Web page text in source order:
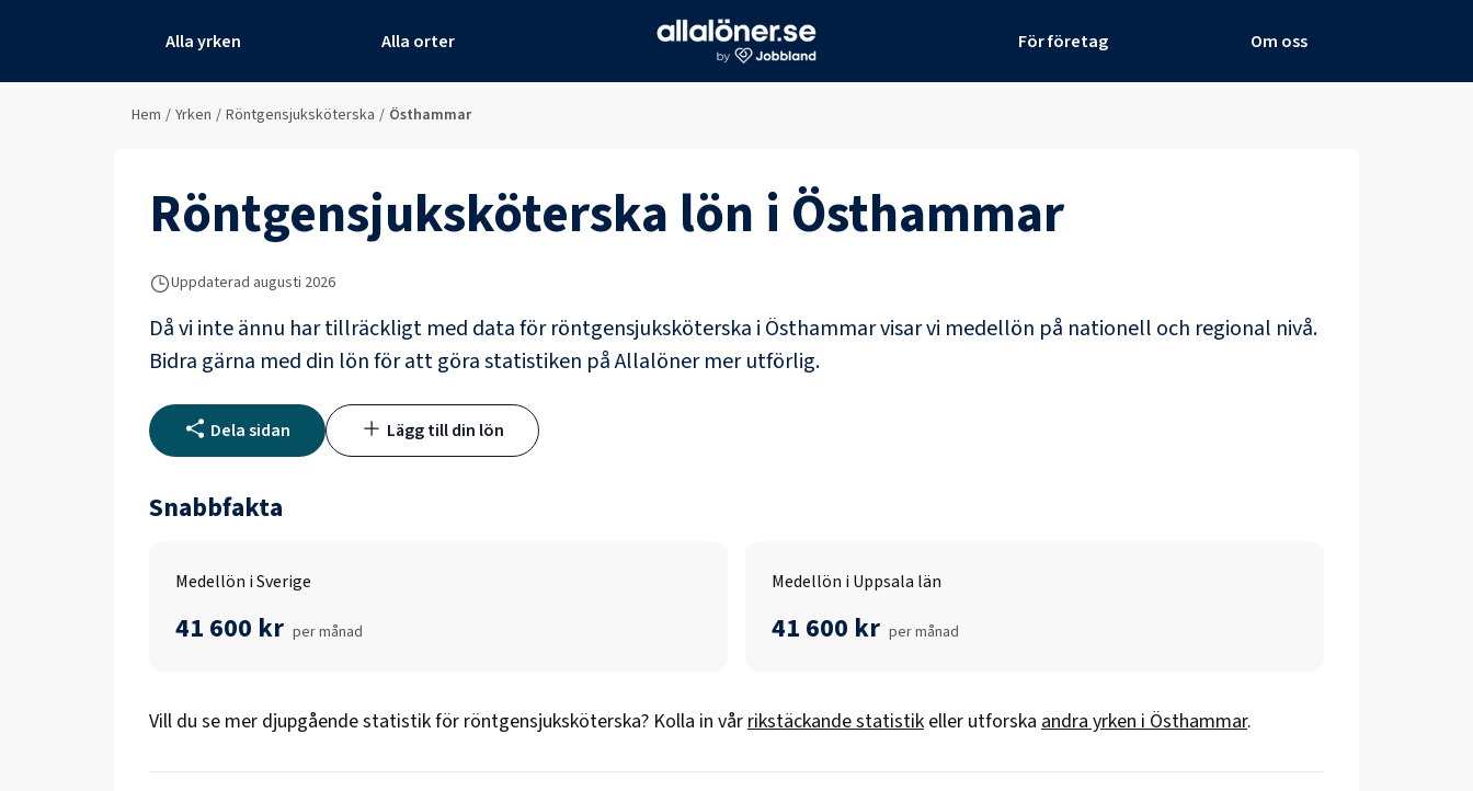
Alla yrken Alla orter För företag Om oss
Hem / Yrken / Röntgensjuksköterska / Östhammar
Röntgensjuksköterska lön i Östhammar
Uppdaterad augusti 2026
Då vi inte ännu har tillräckligt med data för röntgensjuksköterska i Östhammarvisar vi medellön på nationell och regional nivå.
Bidra gärna med din lön för att göra statistiken på Allalöner mer utförlig.
Dela sidan Lägg till din lön
Snabbfakta
Medellön i Sverige
41 600 kr per månad
Medellön i Uppsala län
41 600 kr per månad
Vill du se mer djupgående statistik för röntgensjuksköterska? Kolla in vårrikstäckande statistik eller utforska andra yrken iÖsthammar.